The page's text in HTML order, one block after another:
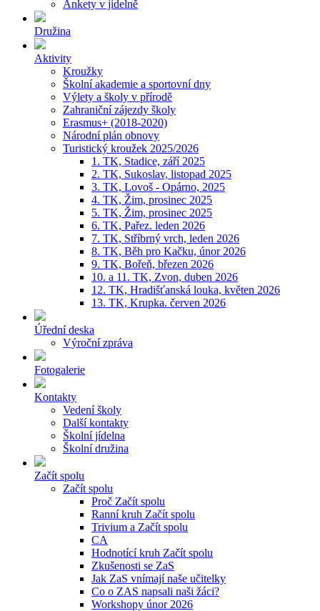
Ankety v jídelně
Družina
Aktivity
Kroužky
Školní akademie a sportovní dny
Výlety a školy v přírodě
Zahraniční zájezdy školy
Erasmus+ (2018-2020)
Národní plán obnovy
Turistický kroužek 2025/2026
1. TK, Stadice, září 2025
2. TK, Sukoslav, listopad 2025
3. TK, Lovoš - Opárno, 2025
4. TK, Žim, prosinec 2025
5. TK, Žim, prosinec 2025
6. TK, Pařez. leden 2026
7. TK, Stříbrný vrch, leden 2026
8. TK, Běh pro Kačku, únor 2026
9. TK, Bořeň, březen 2026
10. a 11. TK, Zvon, duben 2026
12. TK, Hradišťanská louka, květen 2026
13. TK, Krupka. červen 2026
Úřední deska
Výroční zpráva
Fotogalerie
Kontakty
Vedení školy
Další kontakty
Školní jídelna
Školní družina
Začít spolu
Začít spolu
Proč Začít spolu
Ranní kruh Začít spolu
Trivium a Začít spolu
CA
Hodnotící kruh Začít spolu
Zkušenosti se ZaS
Jak ZaS vnímají naše učitelky
Co o ZAS napsali naši žáci?
Workshopy únor 2026